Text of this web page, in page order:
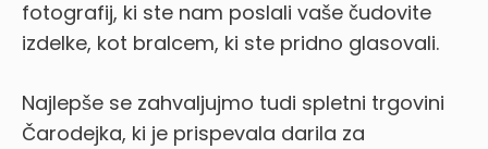
fotografij, ki ste nam poslali vaše čudovite
izdelke, kot bralcem, ki ste pridno glasovali.
Najlepše se zahvaljujmo tudi spletni trgovini
Čarodejka, ki je prispevala darila za